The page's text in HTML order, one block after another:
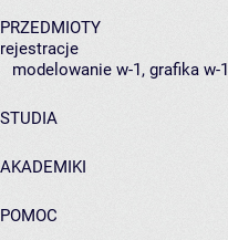
PRZEDMIOTY
rejestracje
modelowanie w-1, grafika w-1
STUDIA
AKADEMIKI
POMOC